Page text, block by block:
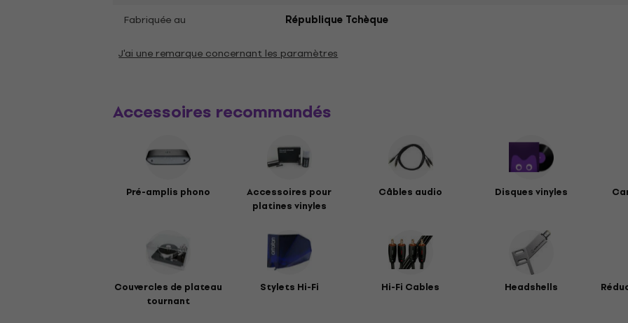
Fabriquée au République Tchèque
J'ai une remarque concernant les paramètres
Accessoires recommandés
Pré-amplis phono
Accessoires pour
platines vinyles
Câbles audio Disques vinyles
Couvercles de plateau
tournant
Stylets Hi-Fi Hi-Fi Cables Headshells